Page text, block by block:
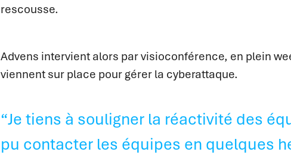
rescousse.
Advens intervient alors par visioconférence, en plein
viennent sur place pour gérer la cyberattaque.
“Je tiens à souligner la réactivité des
pu contacter les équipes en quelques